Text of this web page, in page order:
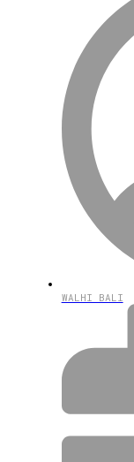
WALHI BALI